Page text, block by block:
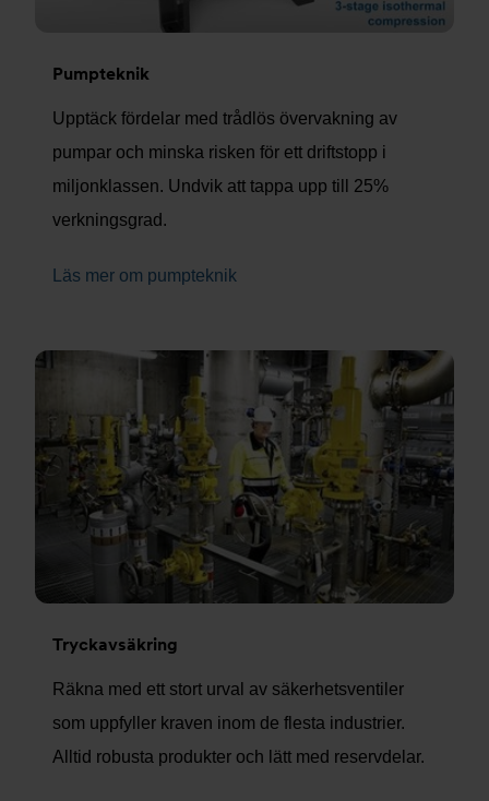
Pumpteknik
Upptäck fördelar med trådlös övervakning av
pumpar och minska risken för ett driftstopp i
miljonklassen. Undvik att tappa upp till 25%
verkningsgrad.
Läs mer om pumpteknik
Tryckavsäkring
Räkna med ett stort urval av säkerhetsventiler
som uppfyller kraven inom de flesta industrier.
Alltid robusta produkter och lätt med reservdelar.